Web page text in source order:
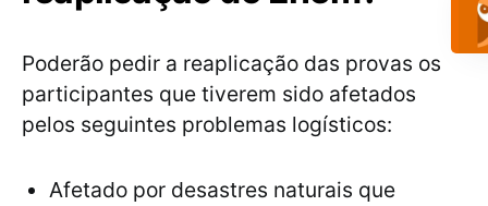
Poderão pedir a reaplicação das provas os
participantes que tiverem sido afetados
pelos seguintes problemas logísticos:
Afetado por desastres naturais que